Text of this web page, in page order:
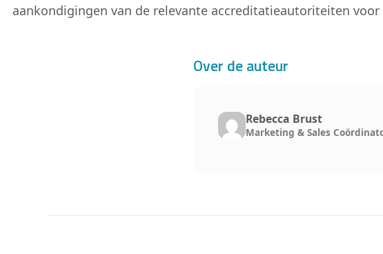
aankondigingen van de relevante accreditatieautoriteiten
Over de auteur
Rebecca Brust
Marketing & Sales